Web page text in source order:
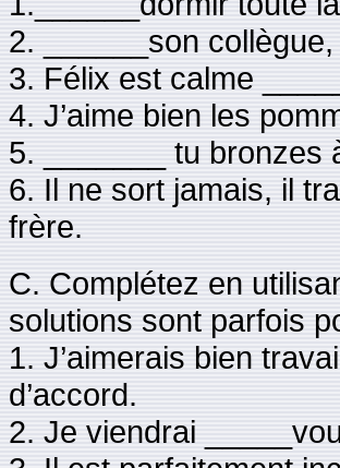
2. ______son
3. Félix est calme
4. J’aime bien les
5. _______ tu bronzes
6. Il ne sort jamais, il
frère.
C. Complétez en
solutions sont parfois
1. J’aimerais bien
d’accord.
2. Je viendrai